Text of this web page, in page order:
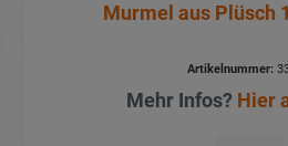
Murmel aus Plüsch
Artikelnummer:
Mehr Infos? Hier